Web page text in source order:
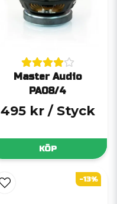
Master Audio
PA08/4
495 kr / Styck
KÖP
-13%